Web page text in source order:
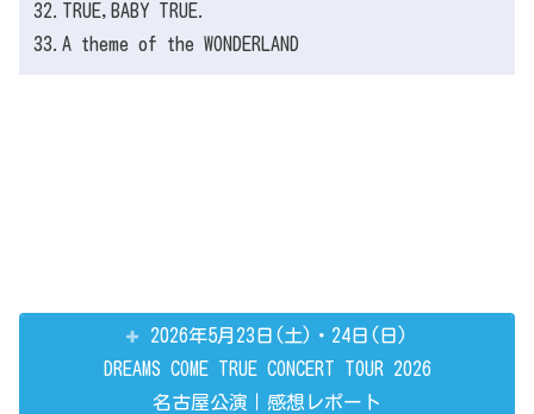
32.TRUE,BABY TRUE.
33.A theme of the WONDERLAND
2026年5月23日(土)・24日(日)
DREAMS COME TRUE CONCERT TOUR 2026
名古屋公演｜感想レポート